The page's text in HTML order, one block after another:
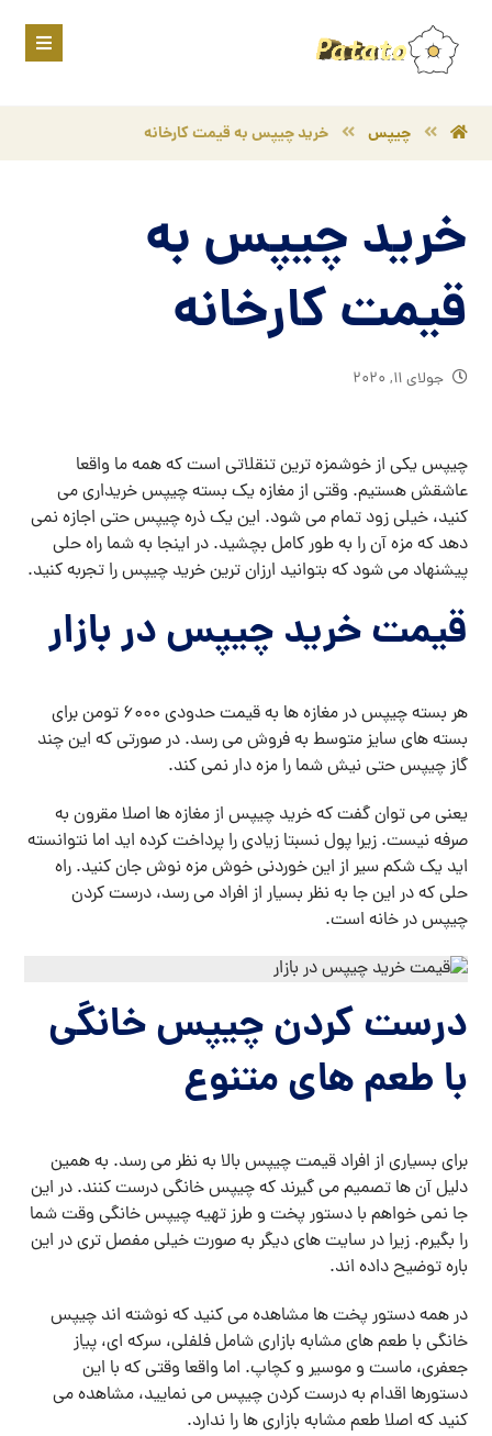
چیپس خرید چیپس به قیمت کارخانه
خرید چیپس به
قیمت کارخانه
جولای ۱۱, ۲۰۲۰
چیپس یکی از خوشمزه ترین تنقلاتی است که همه ما واقعا
عاشقش هستیم. وقتی از مغازه یک بسته چیپس خریداری می
کنید، خیلی زود تمام می شود. این یک ذره چیپس حتی اجازه نمی
دهد که مزه آن را به طور کامل بچشید. در اینجا به شما راه حلی
پیشنهاد می شود که بتوانید ارزان ترین خرید چیپس را تجربه کنید.
قیمت خرید چیپس در بازار
هر بسته چیپس در مغازه ها به قیمت حدودی 6000 تومن برای
بسته های سایز متوسط به فروش می رسد. در صورتی که این چند
گاز چیپس حتی نیش شما را مزه دار نمی کند.
یعنی می توان گفت که خرید چیپس از مغازه ها اصلا مقرون به
صرفه نیست. زیرا پول نسبتا زیادی را پرداخت کرده اید اما نتوانسته
اید یک شکم سیر از این خوردنی خوش مزه نوش جان کنید. راه
حلی که در این جا به نظر بسیار از افراد می رسد، درست کردن
چیپس در خانه است.
درست کردن چیپس خانگی
با طعم های متنوع
برای بسیاری از افراد قیمت چیپس بالا به نظر می رسد. به همین
دلیل آن ها تصمیم می گیرند که چیپس خانگی درست کنند. در این
جا نمی خواهم با دستور پخت و طرز تهیه چیپس خانگی وقت شما
را بگیرم. زیرا در سایت های دیگر به صورت خیلی مفصل تری در این
باره توضیح داده اند.
در همه دستور پخت ها مشاهده می کنید که نوشته اند چیپس
خانگی با طعم های مشابه بازاری شامل فلفلی، سرکه ای، پیاز
جعفری، ماست و موسیر و کچاپ. اما واقعا وقتی که با این
دستورها اقدام به درست کردن چیپس می نمایید، مشاهده می
کنید که اصلا طعم مشابه بازاری ها را ندارد.